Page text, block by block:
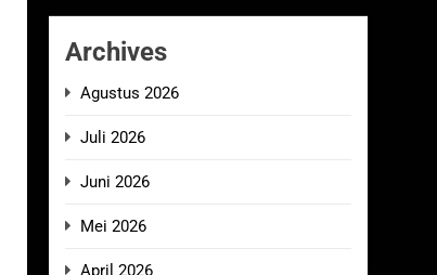
Archives
Agustus 2026
Juli 2026
Juni 2026
Mei 2026
April 2026